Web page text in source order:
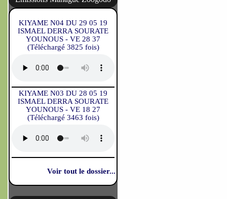
KIYAME N04 DU 29 05 19
ISMAEL DERRA SOURATE
YOUNOUS - VE 28 37
(Téléchargé 3825 fois)
KIYAME N03 DU 28 05 19
ISMAEL DERRA SOURATE
YOUNOUS - VE 18 27
(Téléchargé 3463 fois)
Voir tout le dossier...